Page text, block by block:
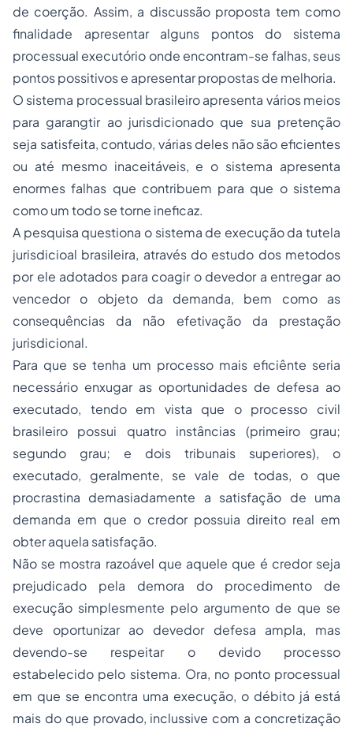
de coerção. Assim, a discussão proposta tem como
finalidade apresentar alguns pontos do sistema
processual executório onde encontram-se falhas, seus
pontos possitivos e apresentar propostas de melhoria.
O sistema processual brasileiro apresenta vários meios
para garangtir ao jurisdicionado que sua pretenção
seja satisfeita, contudo, várias deles não são eficientes
ou até mesmo inaceitáveis, e o sistema apresenta
enormes falhas que contribuem para que o sistema
como um todo se torne ineficaz.
A pesquisa questiona o sistema de execução da tutela
jurisdicioal brasileira, através do estudo dos metodos
por ele adotados para coagir o devedor a entregar ao
vencedor o objeto da demanda, bem como as
consequências da não efetivação da prestação
jurisdicional.
Para que se tenha um processo mais eficiênte seria
necessário enxugar as oportunidades de defesa ao
executado, tendo em vista que o processo civil
brasileiro possui quatro instâncias (primeiro grau;
segundo grau; e dois tribunais superiores), o
executado, geralmente, se vale de todas, o que
procrastina demasiadamente a satisfação de uma
demanda em que o credor possuia direito real em
obter aquela satisfação.
Não se mostra razoável que aquele que é credor seja
prejudicado pela demora do procedimento de
execução simplesmente pelo argumento de que se
deve oportunizar ao devedor defesa ampla, mas
devendo-se respeitar o devido processo
estabelecido pelo sistema. Ora, no ponto processual
em que se encontra uma execução, o débito já está
mais do que provado, inclussive com a concretização